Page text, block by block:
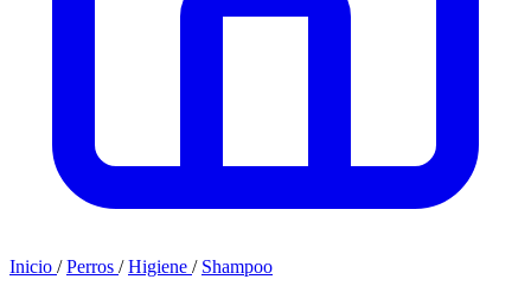
Inicio / Perros / Higiene / Shampoo